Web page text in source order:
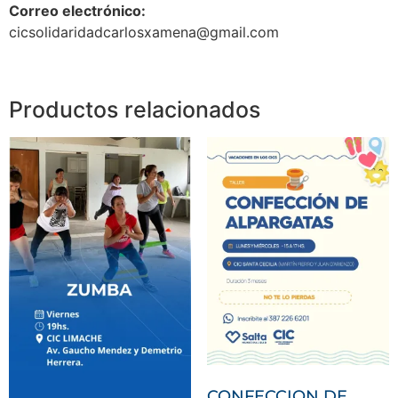
Correo electrónico:
cicsolidaridadcarlosxamena@gmail.com
Productos relacionados